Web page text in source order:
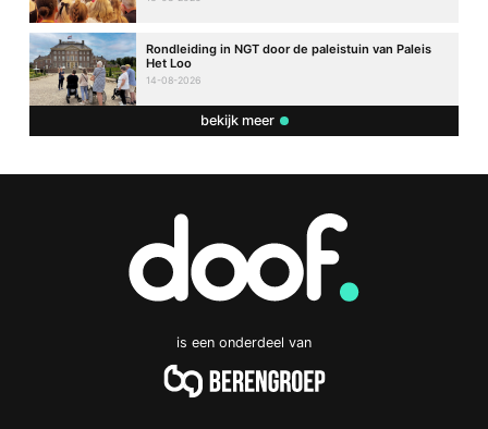
Rondleiding in NGT door de paleistuin van Paleis
Het Loo
14-08-2026
bekijk meer
is een onderdeel van